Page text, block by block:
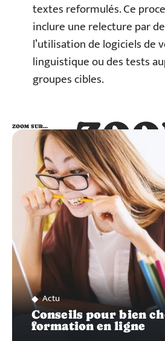
textes reformulés. Ce
inclure une relecture par
l’utilisation de logiciels de
linguistique ou des tests
groupes cibles.
ZOOM SUR…
Actu
Conseils pour bien
formation en ligne